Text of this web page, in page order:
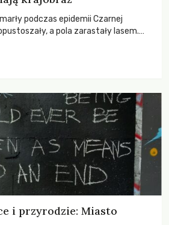
podczas epidemii Czarnej
a pola zarastały lasem.
w swoich dziejach.
i przyrodzie: Miasto